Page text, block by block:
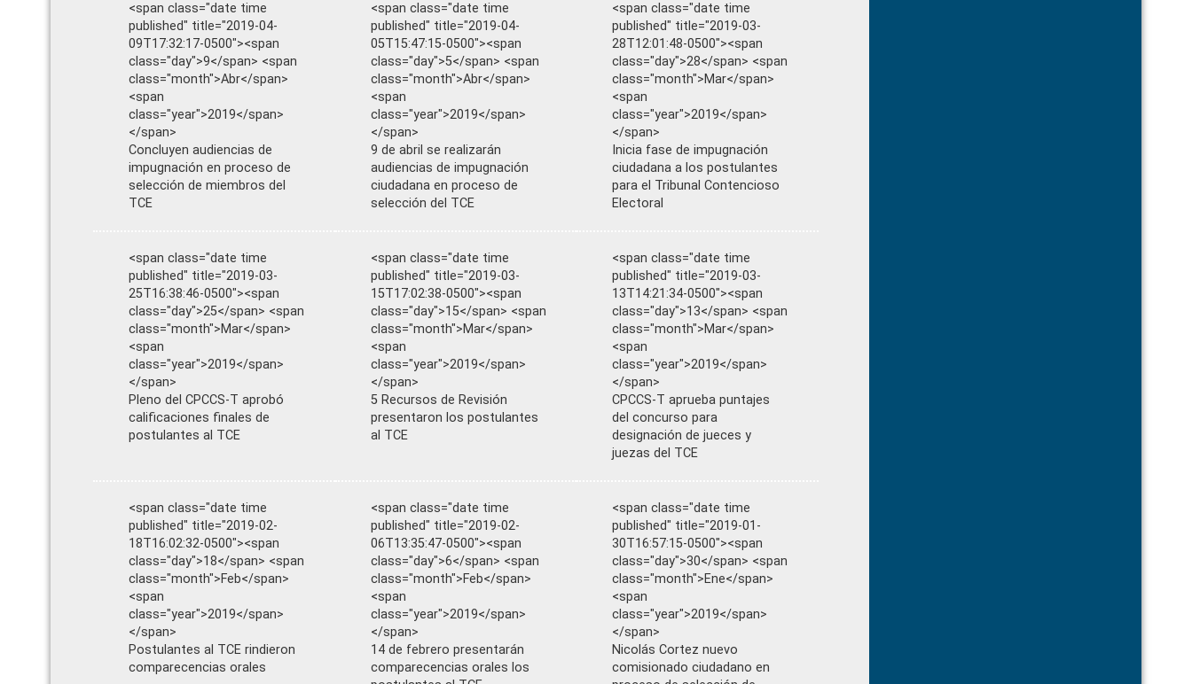
<span class="date time
published" title="2019-04-
09T17:32:17-0500"><span
class="day">9</span> <span
class="month">Abr</span>
<span
class="year">2019</span>
</span>
Concluyen audiencias de
impugnación en proceso de
selección de miembros del
TCE
<span class="date time
published" title="2019-04-
05T15:47:15-0500"><span
class="day">5</span> <span
class="month">Abr</span>
<span
class="year">2019</span>
</span>
9 de abril se realizarán
audiencias de impugnación
ciudadana en proceso de
selección del TCE
<span class="date time
published" title="2019-03-
28T12:01:48-0500"><span
class="day">28</span> <span
class="month">Mar</span>
<span
class="year">2019</span>
</span>
Inicia fase de impugnación
ciudadana a los postulantes
para el Tribunal Contencioso
Electoral
<span class="date time
published" title="2019-03-
25T16:38:46-0500"><span
class="day">25</span> <span
class="month">Mar</span>
<span
class="year">2019</span>
</span>
Pleno del CPCCS-T aprobó
calificaciones finales de
postulantes al TCE
<span class="date time
published" title="2019-03-
15T17:02:38-0500"><span
class="day">15</span> <span
class="month">Mar</span>
<span
class="year">2019</span>
</span>
5 Recursos de Revisión
presentaron los postulantes
al TCE
<span class="date time
published" title="2019-03-
13T14:21:34-0500"><span
class="day">13</span> <span
class="month">Mar</span>
<span
class="year">2019</span>
</span>
CPCCS-T aprueba puntajes
del concurso para
designación de jueces y
juezas del TCE
<span class="date time
published" title="2019-02-
18T16:02:32-0500"><span
class="day">18</span> <span
class="month">Feb</span>
<span
class="year">2019</span>
</span>
Postulantes al TCE rindieron
comparecencias orales
<span class="date time
published" title="2019-02-
06T13:35:47-0500"><span
class="day">6</span> <span
class="month">Feb</span>
<span
class="year">2019</span>
</span>
14 de febrero presentarán
comparecencias orales los
<span class="date time
published" title="2019-01-
30T16:57:15-0500"><span
class="day">30</span> <span
class="month">Ene</span>
<span
class="year">2019</span>
</span>
Nicolás Cortez nuevo
comisionado ciudadano en